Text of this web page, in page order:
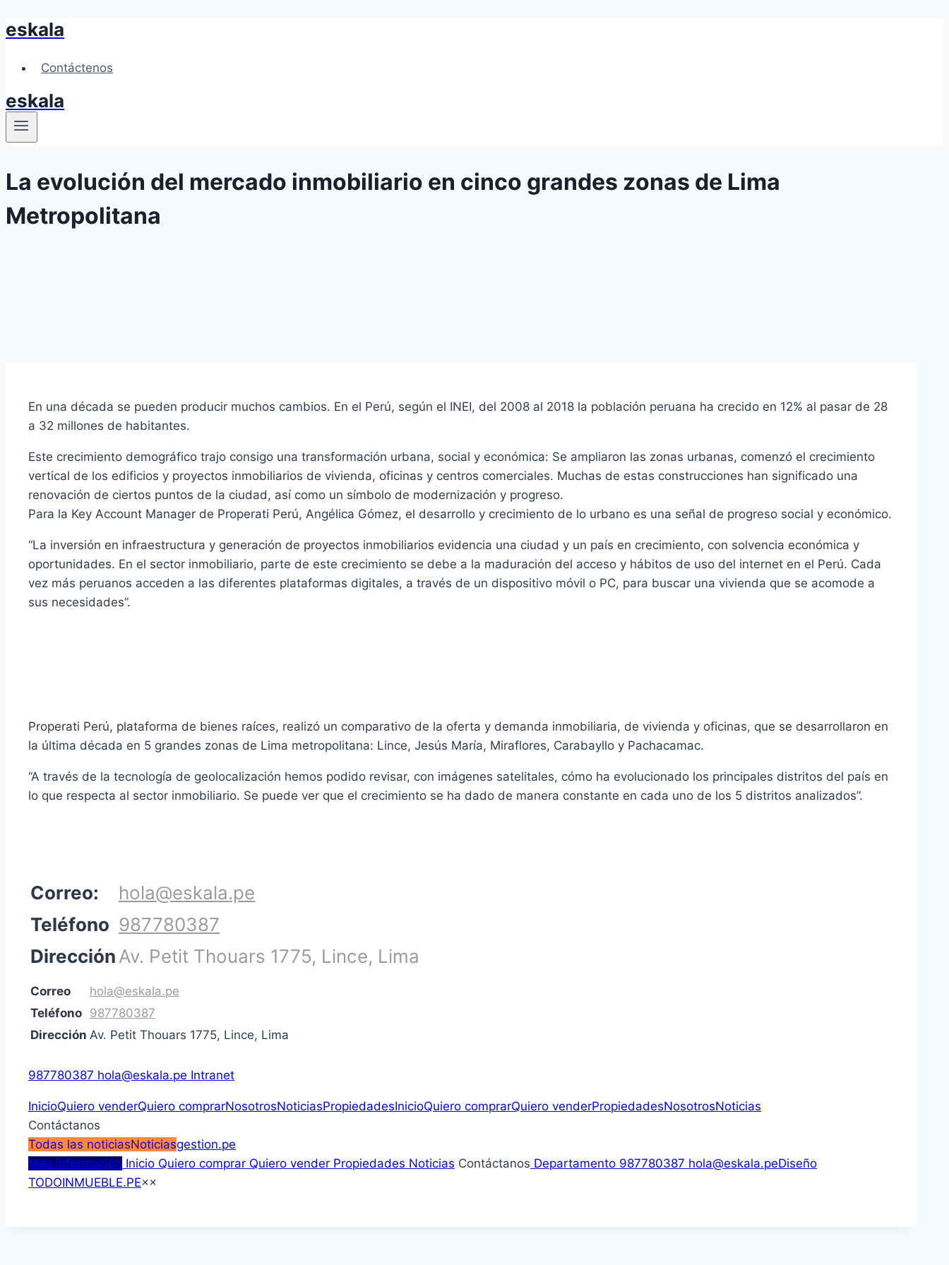
Skip
content
eskala
Contáctenos
eskala
La evolución del mercado inmobiliario en cinco grandes zonas de Lima
Metropolitana
En una década se pueden producir muchos cambios. En el Perú, según el INEI, del 2008 al 2018 la población peruana ha crecido en 12% al pasar de 28
a 32 millones de habitantes.
Este crecimiento demográfico trajo consigo una transformación urbana, social y económica: Se ampliaron las zonas urbanas, comenzó el crecimiento
vertical de los edificios y proyectos inmobiliarios de vivienda, oficinas y centros comerciales. Muchas de estas construcciones han significado una
renovación de ciertos puntos de la ciudad, así como un símbolo de modernización y progreso.
Para la Key Account Manager de Properati Perú, Angélica Gómez, el desarrollo y crecimiento de lo urbano es una señal de progreso social y económico.
“La inversión en infraestructura y generación de proyectos inmobiliarios evidencia una ciudad y un país en crecimiento, con solvencia económica y
oportunidades. En el sector inmobiliario, parte de este crecimiento se debe a la maduración del acceso y hábitos de uso del internet en el Perú. Cada
vez más peruanos acceden a las diferentes plataformas digitales, a través de un dispositivo móvil o PC, para buscar una vivienda que se acomode a
sus necesidades”.
Properati Perú, plataforma de bienes raíces, realizó un comparativo de la oferta y demanda inmobiliaria, de vivienda y oficinas, que se desarrollaron en
la última década en 5 grandes zonas de Lima metropolitana: Lince, Jesús María, Miraflores, Carabayllo y Pachacamac.
“A través de la tecnología de geolocalización hemos podido revisar, con imágenes satelitales, cómo ha evolucionado los principales distritos del país en
lo que respecta al sector inmobiliario. Se puede ver que el crecimiento se ha dado de manera constante en cada uno de los 5 distritos analizados”.
Correo:
hola@eskala.pe
Teléfono 987780387
DirecciónAv. Petit Thouars 1775, Lince, Lima
Correo
hola@eskala.pe
Teléfono 987780387
Dirección Av. Petit Thouars 1775, Lince, Lima
987780387 hola@eskala.pe Intranet
InicioQuiero venderQuiero comprarNosotrosNoticiasPropiedadesInicioQuiero comprarQuiero venderPropiedadesNosotrosNoticias
Contáctanos
Todas las noticiasNoticiasgestion.pe
Mas información Inicio Quiero comprar Quiero vender Propiedades Noticias Contáctanos Departamento 987780387 hola@eskala.peDiseño
TODOINMUEBLE.PE××